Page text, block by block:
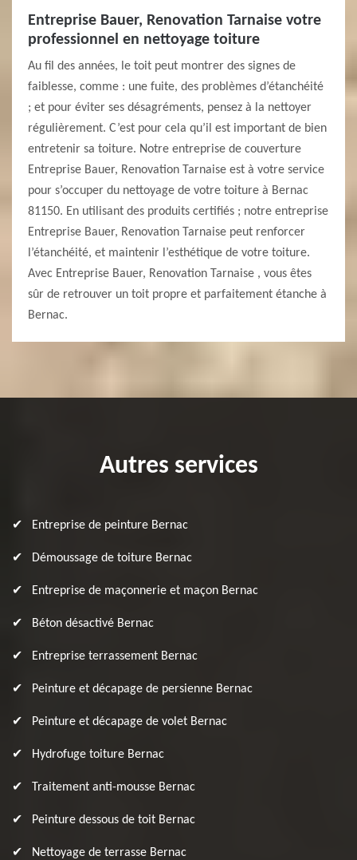
Entreprise Bauer, Renovation Tarnaise votre
professionnel en nettoyage toiture
Au fil des années, le toit peut montrer des signes de
faiblesse, comme : une fuite, des problèmes d’étanchéité
; et pour éviter ses désagréments, pensez à la nettoyer
régulièrement. C’est pour cela qu’il est important de bien
entretenir sa toiture. Notre entreprise de couverture
Entreprise Bauer, Renovation Tarnaise est à votre service
pour s’occuper du nettoyage de votre toiture à Bernac
81150. En utilisant des produits certifiés ; notre entreprise
Entreprise Bauer, Renovation Tarnaise peut renforcer
l’étanchéité, et maintenir l’esthétique de votre toiture.
Avec Entreprise Bauer, Renovation Tarnaise , vous êtes
sûr de retrouver un toit propre et parfaitement étanche à
Bernac.
Autres services
Entreprise de peinture Bernac
Démoussage de toiture Bernac
Entreprise de maçonnerie et maçon Bernac
Béton désactivé Bernac
Entreprise terrassement Bernac
Peinture et décapage de persienne Bernac
Peinture et décapage de volet Bernac
Hydrofuge toiture Bernac
Traitement anti-mousse Bernac
Peinture dessous de toit Bernac
Nettoyage de terrasse Bernac